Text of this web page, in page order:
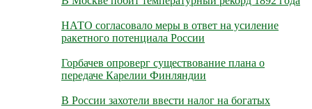
НАТО согласовало меры в ответ на усиление
ракетного потенциала России
Горбачев опроверг существование плана о
передаче Карелии Финляндии
В России захотели ввести налог на богатых